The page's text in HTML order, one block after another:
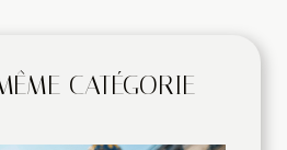
CATÉGORIE